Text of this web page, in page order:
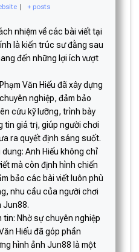
| + posts
nhiệm về các bài viết tại
là kiến trúc sư đằng sau
đến những lợi ích vượt
Văn Hiếu đã xây dựng
nghiệp, đảm bảo
cứu kỹ lưỡng, trình bày
tin giá trị, giúp người chơi
ra quyết định sáng suốt.
Anh Hiếu không chỉ
mà còn định hình chiến
bảo các bài viết luôn phù
nhu cầu của người chơi
Jun88.
tin: Nhờ sự chuyên nghiệp
Hiếu đã góp phần
hình ảnh Jun88 là một